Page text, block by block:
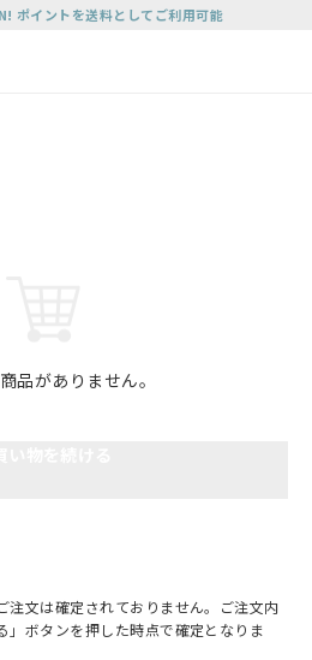
ポイントを送料としてご利用可能
品がありません。
注文は確定されておりません。ご注文内
」ボタンを押した時点で確定となりま